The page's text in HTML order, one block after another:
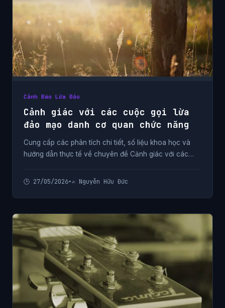
Cảnh Báo Lừa Đảo
Cảnh giác với các cuộc gọi lừa
đảo mạo danh cơ quan chức năng
Cung cấp các phân tích chi tiết, số liệu khoa học và
hướng dẫn thực tế về chuyên đề Cảnh giác với các
chuyên gia.
🕒 27/05/2026•✍️ Nguyễn Hữu Đức